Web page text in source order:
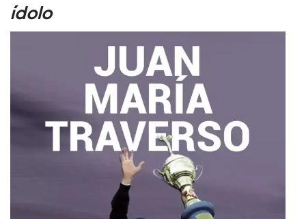
ídolo